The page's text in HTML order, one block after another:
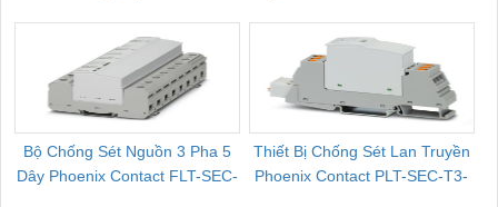
Bộ Chống Sét Nguồn 3 Pha 5
Dây Phoenix Contact FLT-SEC-
Thiết Bị Chống Sét Lan Truyền
Phoenix Contact PLT-SEC-T3-